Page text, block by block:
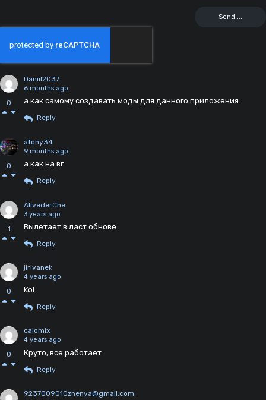
0
Daniil2037
6 months ago
а как самому создавать моды для данного приложения
Reply
0
afony34
9 months ago
а как на вг
Reply
1
AlivederChe
3 years ago
Вылетает в ласт обнове
Reply
0
jirivanek
4 years ago
Kol
Reply
0
calomix
4 years ago
Круто, все работает
Reply
9237009010zhenya@gmail.com